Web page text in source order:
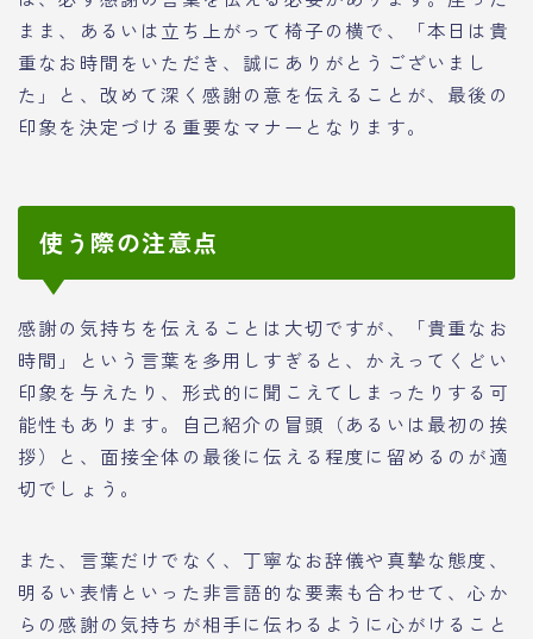
まま、あるいは立ち上がって椅子の横で、「本日は貴
重なお時間をいただき、誠にありがとうございまし
た」と、改めて深く感謝の意を伝えることが、最後の
印象を決定づける重要なマナーとなります。
使う際の注意点
感謝の気持ちを伝えることは大切ですが、「貴重なお
時間」という言葉を多用しすぎると、かえってくどい
印象を与えたり、形式的に聞こえてしまったりする可
能性もあります。自己紹介の冒頭（あるいは最初の挨
拶）と、面接全体の最後に伝える程度に留めるのが適
切でしょう。
また、言葉だけでなく、丁寧なお辞儀や真摯な態度、
明るい表情といった非言語的な要素も合わせて、心か
らの感謝の気持ちが相手に伝わるように心がけること